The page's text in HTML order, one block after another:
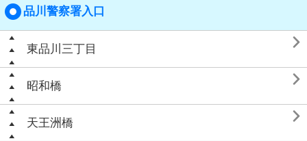
品川警察署入口
東品川三丁目 
昭和橋 
天王洲橋 